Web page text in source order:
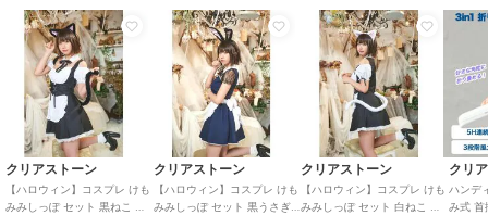
クリアストーン
【ハロウィン】コスプレ けも
みみしっぽ セット 黒ねこ ユ
クリアストーン
【ハロウィン】コスプレ けも
みみしっぽ セット 黒うさぎ
クリアストーン
【ハロウィン】コスプレ けも
みみしっぽ セット 白ねこ ユ
クリ
ハンデ
み式 首